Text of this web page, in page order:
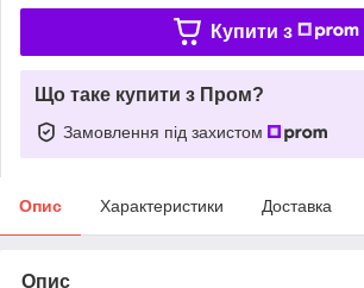
Купити з
Що таке купити з Пром?
Замовлення під захистом
Опис Характеристики Доставка
Опис